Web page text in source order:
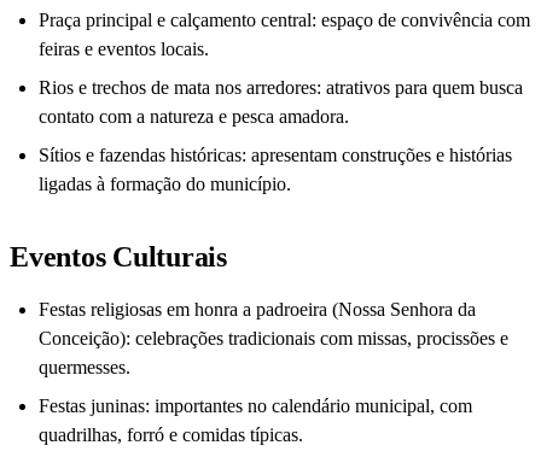
Praça principal e calçamento central: espaço de convivência com
feiras e eventos locais.
Rios e trechos de mata nos arredores: atrativos para quem busca
contato com a natureza e pesca amadora.
Sítios e fazendas históricas: apresentam construções e histórias
ligadas à formação do município.
Eventos Culturais
Festas religiosas em honra a padroeira (Nossa Senhora da
Conceição): celebrações tradicionais com missas, procissões e
quermesses.
Festas juninas: importantes no calendário municipal, com
quadrilhas, forró e comidas típicas.